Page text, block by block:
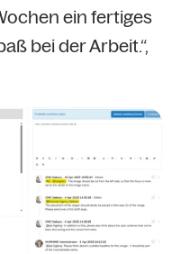
ein fertiges
bei der Arbeit.“,